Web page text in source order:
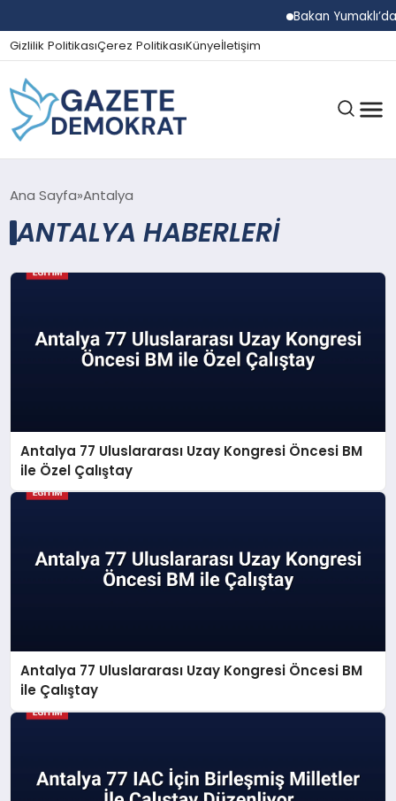
Bakan
Gizlilik PolitikasıÇerez PolitikasıKünyeİletişim
GÜNDEM
SAĞLIK
YAŞAM
Ana Sayfa Antalya
ANTALYA HABERLERI
Antalya 77 Uluslararası Uzay Kongresi Öncesi BM
ile Özel Çalıştay
Antalya 77 Uluslararası Uzay Kongresi Öncesi BM
ile Çalıştay